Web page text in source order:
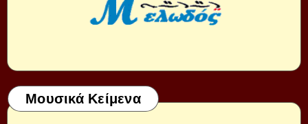
Μουσικά Κείμενα